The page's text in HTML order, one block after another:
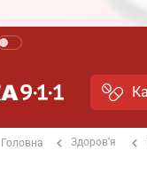
Головна Здоров'я